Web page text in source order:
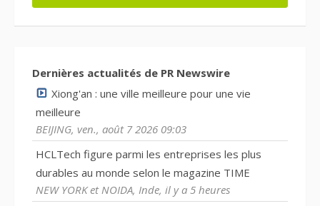
Dernières actualités de PR Newswire
Xiong'an : une ville meilleure pour une vie
meilleure
BEIJING, ven., août 7 2026 09:03
HCLTech figure parmi les entreprises les plus
durables au monde selon le magazine TIME
NEW YORK et NOIDA, Inde, il y a 5 heures